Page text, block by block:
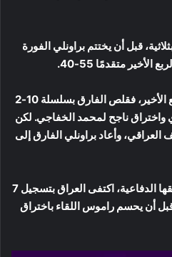
قبل أن يختتم براونلي الفورة
متقدمًا 55-40.
حاول العراق إحياء آماله في الربع الأخير، فقلص الفارق بسلسلة 10-2
واختراق ناجح لمحمد الخفاجي. لكن
العراقي، وأعاد براونلي الفارق إلى
لمناطقها الدفاعية، اكتفى العراق بتسجيل 7
أن يحسم راموس اللقاء باختراق